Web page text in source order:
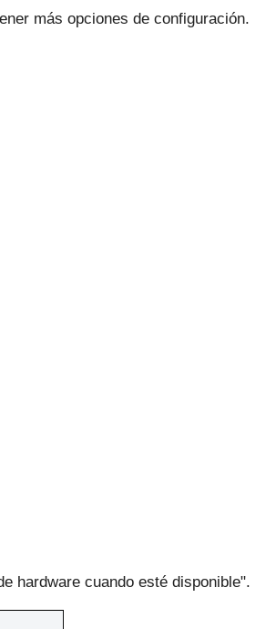
más opciones de configuración.
hardware cuando esté disponible".